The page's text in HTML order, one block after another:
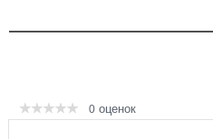
0 оценок